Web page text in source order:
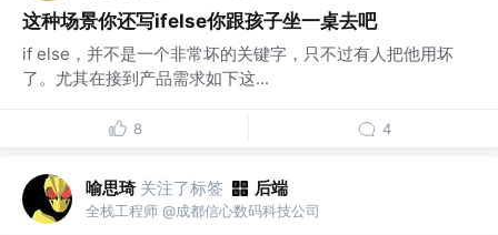
这种场景你还写ifelse你跟孩子坐一桌去吧
if else，并不是一个非常坏的关键字，只不过有人把他用坏
了。尤其在接到产品需求如下这...
8 4
喻思琦 关注了标签 后端
全栈工程师 @成都信心数码科技公司